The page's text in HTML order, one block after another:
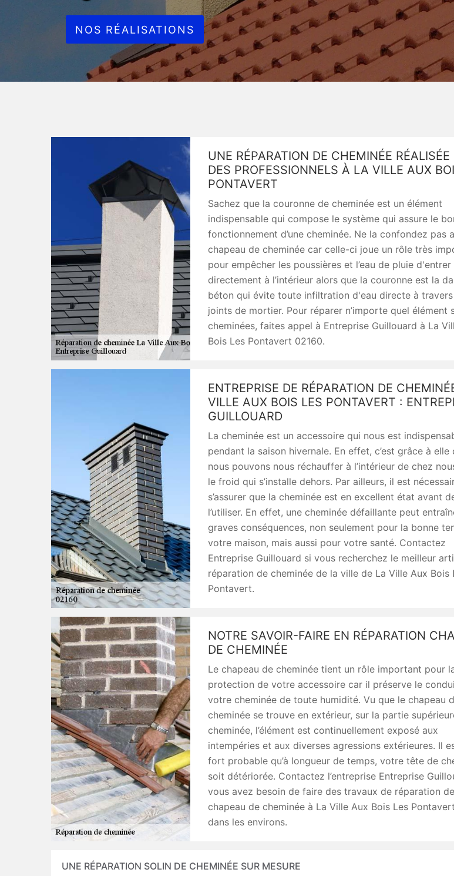
NOS RÉALISATIONS
UNE RÉPARATION DE CHEMINÉE RÉALISÉE
DES PROFESSIONNELS À LA VILLE AUX
PONTAVERT
Sachez que la couronne de cheminée est un élément
indispensable qui compose le système qui assure le
fonctionnement d’une cheminée. Ne la confondez pas
chapeau de cheminée car celle-ci joue un rôle très
pour empêcher les poussières et l’eau de pluie d'entrer
directement à l’intérieur alors que la couronne est la
béton qui évite toute infiltration d'eau directe à
joints de mortier. Pour réparer n’importe quel élément
cheminées, faites appel à Entreprise Guillouard à La
Bois Les Pontavert 02160.
ENTREPRISE DE RÉPARATION DE
VILLE AUX BOIS LES PONTAVERT :
GUILLOUARD
La cheminée est un accessoire qui nous est
pendant la saison hivernale. En effet, c’est grâce à elle
nous pouvons nous réchauffer à l’intérieur de chez
le froid qui s’installe dehors. Par ailleurs, il est
s’assurer que la cheminée est en excellent état avant
l’utiliser. En effet, une cheminée défaillante peut
graves conséquences, non seulement pour la bonne
votre maison, mais aussi pour votre santé. Contactez
Entreprise Guillouard si vous recherchez le meilleur
réparation de cheminée de la ville de La Ville Aux Bois
Pontavert.
NOTRE SAVOIR-FAIRE EN RÉPARATION
DE CHEMINÉE
Le chapeau de cheminée tient un rôle important pour
protection de votre accessoire car il préserve le
votre cheminée de toute humidité. Vu que le chapeau
cheminée se trouve en extérieur, sur la partie
cheminée, l’élément est continuellement exposé aux
intempéries et aux diverses agressions extérieures. Il
fort probable qu’à longueur de temps, votre tête de
soit détériorée. Contactez l’entreprise Entreprise
vous avez besoin de faire des travaux de réparation de
chapeau de cheminée à La Ville Aux Bois Les
dans les environs.
UNE RÉPARATION SOLIN DE CHEMINÉE SUR MESURE